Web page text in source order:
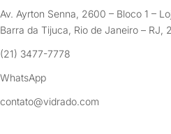
Av. Ayrton Senna, 2600 – Bloco 1 –
Barra da Tijuca, Rio de Janeiro – RJ,
(21) 3477-7778
WhatsApp
contato@vidrado.com